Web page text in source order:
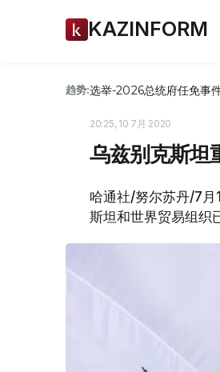
KAZINFORM
趋势:选举-2026总统府任免事
20:25, 10 7月 2020
乌兹别克斯坦
哈通社/努尔苏丹/7
斯坦和世界贸易组织